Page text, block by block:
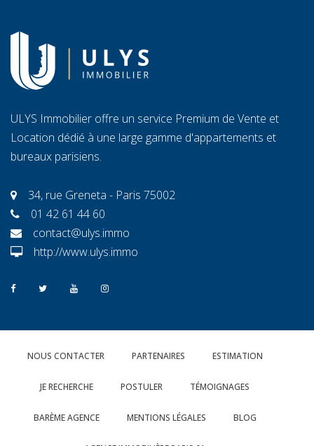
ULYS Immobilier offre un service Premium de Vente et
Location dédié à une large gamme d'appartements et
bureaux parisiens.
34, rue Greneta - Paris 75002
01 42 61 44 60
contact@ulys.immo
http://www.ulys.immo
NOUS CONTACTER PARTENAIRES ESTIMATION
JE RECHERCHE POSTULER TÉMOIGNAGES
BARÈME AGENCE MENTIONS LÉGALES BLOG